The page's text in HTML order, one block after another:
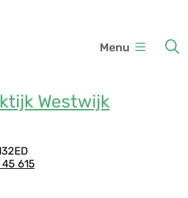
Westwijk
f
d
Menu
615